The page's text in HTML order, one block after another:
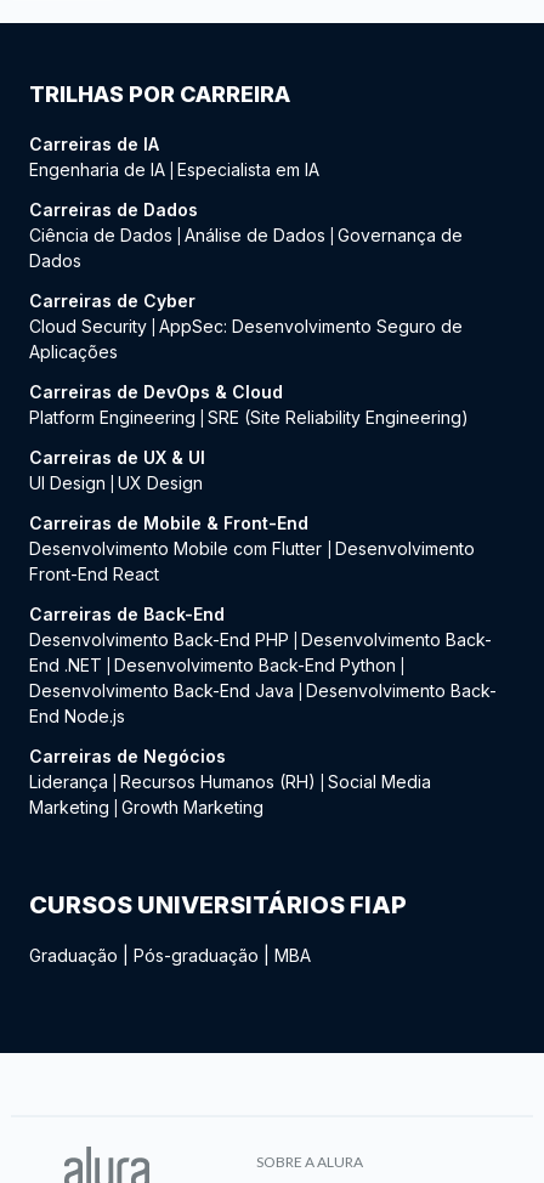
TRILHAS POR CARREIRA
Carreiras de IA
Engenharia de IA Especialista em IA
Carreiras de Dados
Ciência de Dados
Análise de Dados
Governança de
Dados
Carreiras de Cyber
Cloud Security AppSec: Desenvolvimento Seguro de
Aplicações
Carreiras de DevOps & Cloud
Platform Engineering
SRE (Site Reliability Engineering)
Carreiras de UX & UI
UI Design
UX Design
Carreiras de Mobile & Front-End
Desenvolvimento Mobile com Flutter
Desenvolvimento
Front-End React
Carreiras de Back-End
Desenvolvimento Back-End PHP
Desenvolvimento Back-
End .NET
Desenvolvimento Back-End Python
Desenvolvimento Back-End Java
Desenvolvimento Back-
End Node.js
Carreiras de Negócios
Liderança
Recursos Humanos (RH)
Social Media
Marketing
Growth Marketing
CURSOS UNIVERSITÁRIOS FIAP
Graduação Pós-graduação MBA
SOBRE A ALURA